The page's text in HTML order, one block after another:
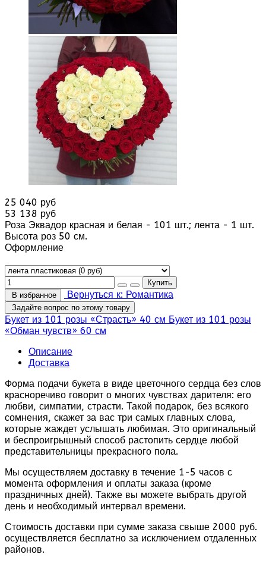
25 040 руб
53 138 руб
Роза Эквадор красная и белая - 101 шт.; лента - 1 шт.
Высота роз 50 см.
Оформление
В избранное Вернуться к: Романтика
Задайте вопрос по этому товару
Букет из 101 розы «Страсть» 40 см Букет из 101 розы
«Обман чувств» 60 см
Описание
Доставка
Форма подачи букета в виде цветочного сердца без слов
красноречиво говорит о многих чувствах дарителя: его
любви, симпатии, страсти. Такой подарок, без всякого
сомнения, скажет за вас три самых главных слова,
которые жаждет услышать любимая. Это оригинальный
и беспроигрышный способ растопить сердце любой
представительницы прекрасного пола.
Мы осуществляем доставку в течение 1-5 часов с
момента оформления и оплаты заказа (кроме
праздничных дней). Также вы можете выбрать другой
день и необходимый интервал времени.
Стоимость доставки при сумме заказа свыше 2000 руб.
осуществляется бесплатно за исключением отдаленных
районов.